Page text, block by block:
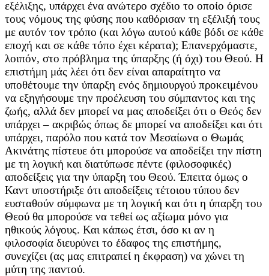
εξέλιξης, υπάρχει ένα ανώτερο σχέδιο το οποίο όρισε
τους νόμους της φύσης που καθόρισαν τη εξέλιξή τους
με αυτόν τον τρόπο (και λόγω αυτού κάθε βόδι σε κάθε
εποχή και σε κάθε τόπο έχει κέρατα); Επανερχόμαστε,
λοιπόν, στο πρόβλημα της ύπαρξης (ή όχι) του Θεού. Η
επιστήμη μάς λέει ότι δεν είναι απαραίτητο να
υποθέτουμε την ύπαρξη ενός δημιουργού προκειμένου
να εξηγήσουμε την προέλευση του σύμπαντος και της
ζωής, αλλά δεν μπορεί να μας αποδείξει ότι ο Θεός δεν
υπάρχει – ακριβώς όπως δε μπορεί να αποδείξει και ότι
υπάρχει, παρόλο που κατά τον Μεσαίωνα ο Θωμάς
Ακινάτης πίστευε ότι μπορούσε να αποδείξει την πίστη
με τη λογική και διατύπωσε πέντε (φιλοσοφικές)
αποδείξεις για την ύπαρξη του Θεού. Έπειτα όμως ο
Καντ υποστήριξε ότι αποδείξεις τέτοιου τύπου δεν
ευσταθούν σύμφωνα με τη λογική και ότι η ύπαρξη του
Θεού θα μπορούσε να τεθεί ως αξίωμα μόνο για
ηθικούς λόγους. Και κάπως έτσι, όσο κι αν η
φιλοσοφία διευρύνει το έδαφος της επιστήμης,
συνεχίζει (ας μας επιτραπεί η έκφραση) να χώνει τη
μύτη της παντού.